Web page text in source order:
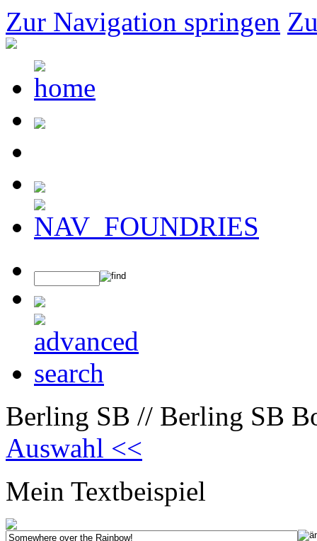
Zur Navigation springen
Berling SB // Berling SB
Auswahl <<
Mein Textbeispiel